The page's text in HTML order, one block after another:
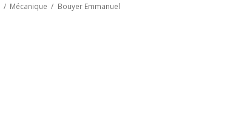
/ Mécanique / Bouyer Emmanuel